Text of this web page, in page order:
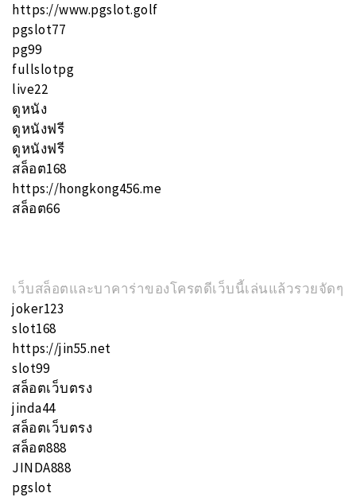
https://www.pgslot.golf
pgslot77
pg99
fullslotpg
live22
ดูหนัง
ดูหนังฟรี
ดูหนังฟรี
สล็อต168
https://hongkong456.me
สล็อต66
เว็บสล็อตและบาคาร่าของโครตดีเว็บนี้เล่นแล้วรวยจัดๆ
joker123
slot168
https://jin55.net
slot99
สล็อตเว็บตรง
jinda44
สล็อตเว็บตรง
สล็อต888
JINDA888
pgslot